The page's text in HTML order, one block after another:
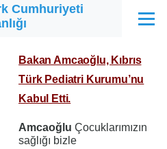
Cumhuriyeti
Menü
Bakan Amcaoğlu, Kıbrıs
Türk Pediatri Kurumu’nu
Kabul Etti.
Amcaoğlu Çocuklarımızın
sağlığı bizle